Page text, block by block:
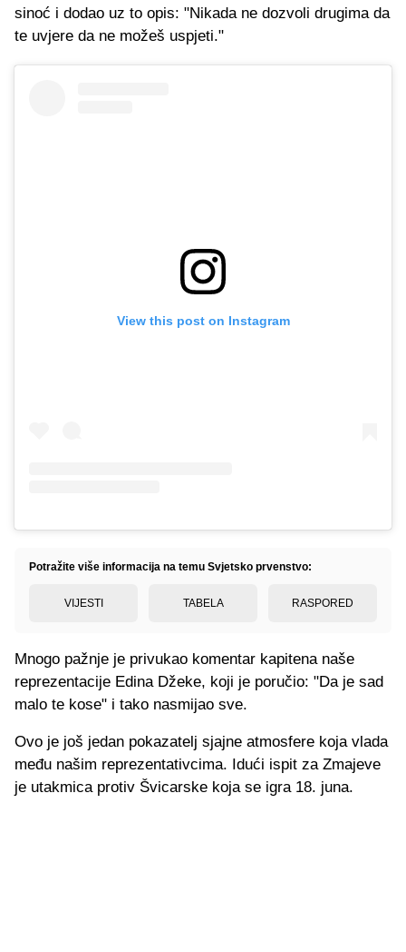
sinoć i dodao uz to opis: "Nikada ne dozvoli drugima da
te uvjere da ne možeš uspjeti."
View this post on Instagram
Potražite više informacija na temu Svjetsko prvenstvo:
VIJESTI TABELA RASPORED
Mnogo pažnje je privukao komentar kapitena naše
reprezentacije Edina Džeke, koji je poručio: "Da je sad
malo te kose" i tako nasmijao sve.
Ovo je još jedan pokazatelj sjajne atmosfere koja vlada
među našim reprezentativcima. Idući ispit za Zmajeve
je utakmica protiv Švicarske koja se igra 18. juna.